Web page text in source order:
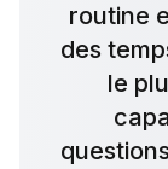
routine
des
le